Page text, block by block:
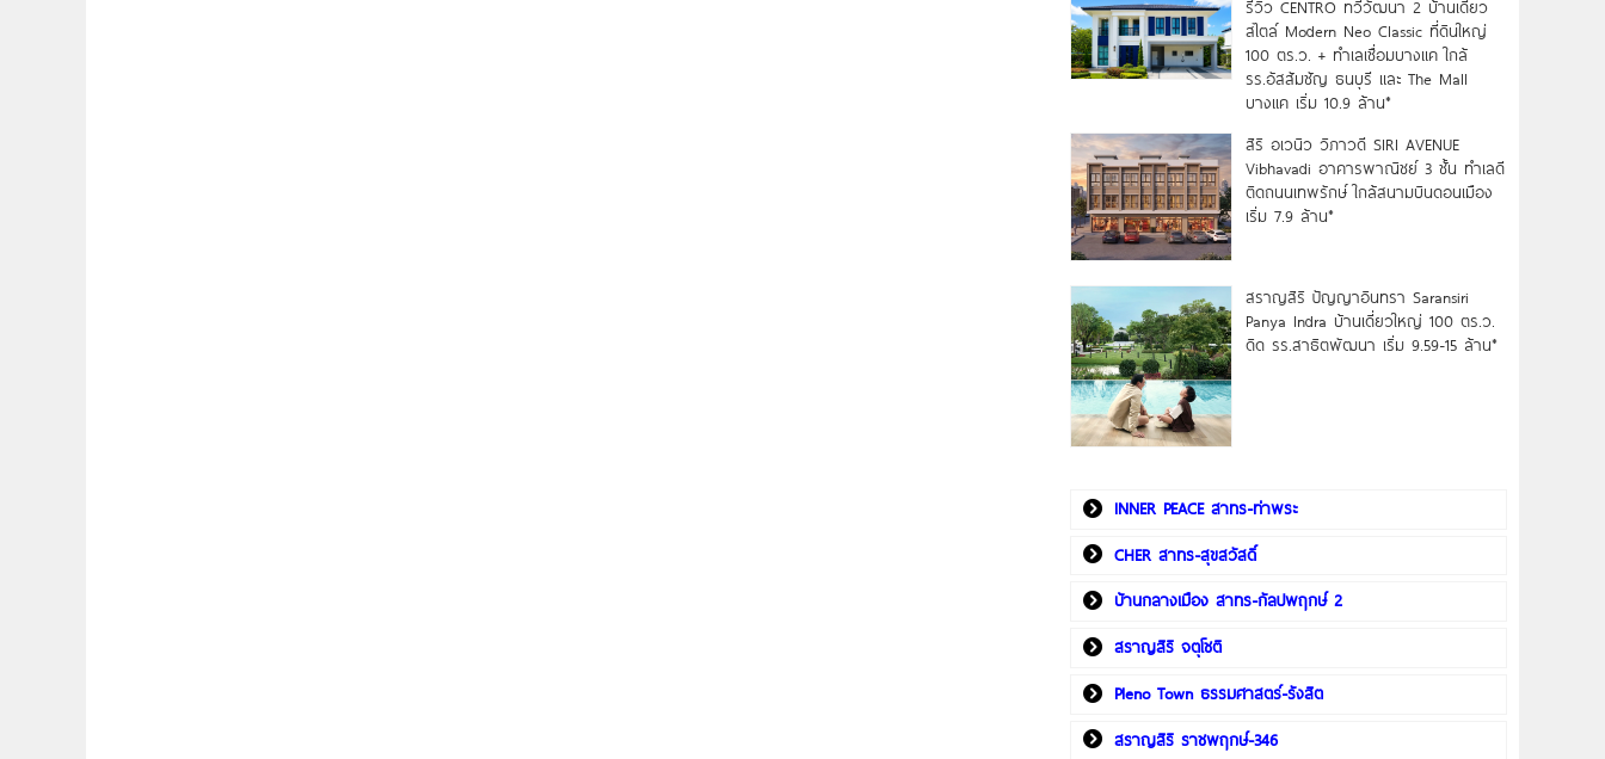
รีวิว CENTRO ทวีวัฒนา 2 บ้านเดี่ยว
สไตล์ Modern Neo Classic ที่ดินใหญ่
100 ตร.ว. + ทำเลเชื่อมบางแค ใกล้
รร.อัสสัมชัญ ธนบุรี และ The Mall
บางแค เริ่ม 10.9 ล้าน*
สิริ อเวนิว วิภาวดี SIRI AVENUE
Vibhavadi อาคารพาณิชย์ 3 ชั้น ทำเลดี
ติดถนนเทพรักษ์ ใกล้สนามบินดอนเมือง
เริ่ม 7.9 ล้าน*
สราญสิริ ปัญญาอินทรา Saransiri
Panya Indra บ้านเดี่ยวใหญ่ 100 ตร.ว.
ดิด รร.สาธิตพัฒนา เริ่ม 9.59-15 ล้าน*
INNER PEACE สาทร-ท่าพระ
CHER สาทร-สุขสวัสดิ์
บ้านกลางเมือง สาทร-กัลปพฤกษ์ 2
สราญสิริ จตุโชติ
Pleno Town ธรรมศาสตร์-รังสิต
สราญสิริ ราชพฤกษ์-346